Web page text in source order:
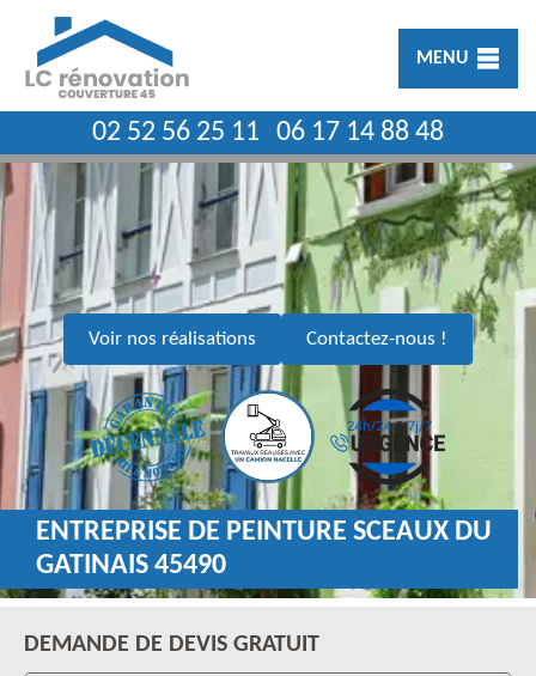
MENU
02 52 56 25 11 06 17 14 88 48
Voir nos réalisations Contactez-nous !
ENTREPRISE DE PEINTURE SCEAUX DU
GATINAIS 45490
DEMANDE DE DEVIS GRATUIT